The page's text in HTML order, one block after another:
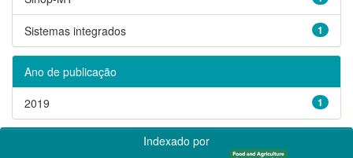
1
Sistemas integrados
Ano de publicação
1
2019
Indexado por